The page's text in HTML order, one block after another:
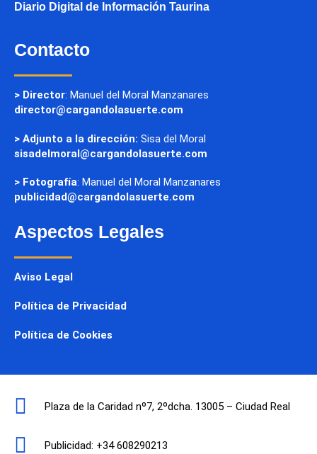
Diario Digital de Información Taurina
Contacto
> Director: Manuel del Moral Manzanares
director@cargandolasuerte.com
> Adjunto a la dirección: Sisa del Moral
sisadelmoral@cargandolasuerte.com
> Fotografía: Manuel del Moral Manzanares
publicidad@cargandolasuerte.com
Aspectos Legales
Aviso Legal
Política de Privacidad
Política de Cookies
Plaza de la Caridad nº7, 2ºdcha. 13005 – Ciudad Real
Publicidad: +34 608290213